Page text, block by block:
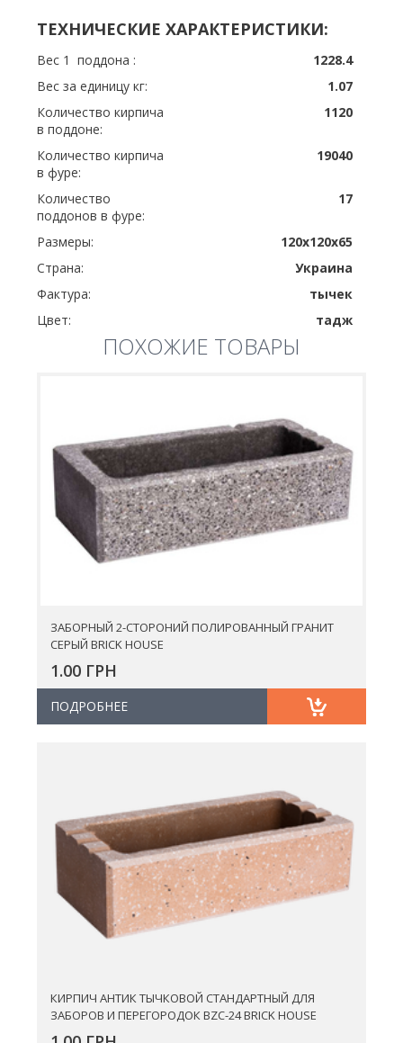
ТЕХНИЧЕСКИЕ ХАРАКТЕРИСТИКИ:
Вес 1 поддона :
1228.4
Вес за единицу кг:
1.07
Количество кирпича
в поддоне:
1120
Количество кирпича
в фуре:
19040
Количество
поддонов в фуре:
17
Размеры:
120x120x65
Страна:
Украина
Фактура:
тычек
Цвет:
тадж
ПОХОЖИЕ ТОВАРЫ
ЗАБОРНЫЙ 2-СТОРОНИЙ ПОЛИРОВАННЫЙ ГРАНИТ
СЕРЫЙ BRICK HOUSE
1.00 ГРН
ПОДРОБНЕЕ
КИРПИЧ АНТИК ТЫЧКОВОЙ СТАНДАРТНЫЙ ДЛЯ
ЗАБОРОВ И ПЕРЕГОРОДОК BZC-24 BRICK HOUSE